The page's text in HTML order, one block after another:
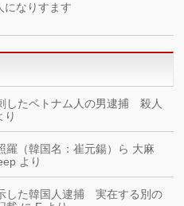
になりすます
したベトナム人の男逮捕 殺人
り
羅（韓国名：崔元鍚）ら 大麻
より
した韓国人逮捕 実在する別の